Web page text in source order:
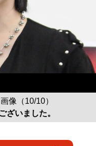
像（10/10）
ざいました。